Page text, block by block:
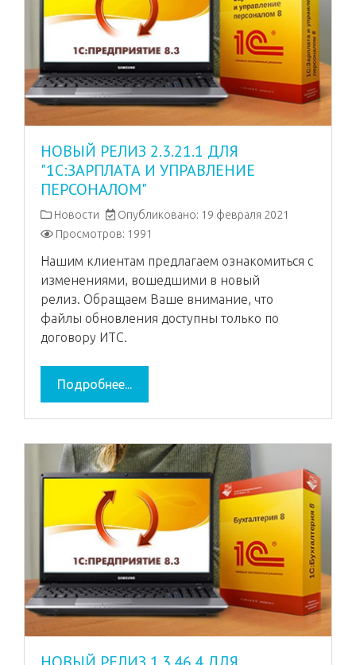
НОВЫЙ РЕЛИЗ 2.3.21.1 ДЛЯ
"1С:ЗАРПЛАТА И УПРАВЛЕНИЕ
ПЕРСОНАЛОМ"
Новости
Опубликовано: 19 февраля 2021
Просмотров: 1991
Нашим клиентам предлагаем ознакомиться с
изменениями, вошедшими в новый
релиз. Обращаем Ваше внимание, что
файлы обновления доступны только по
договору ИТС.
Подробнее...